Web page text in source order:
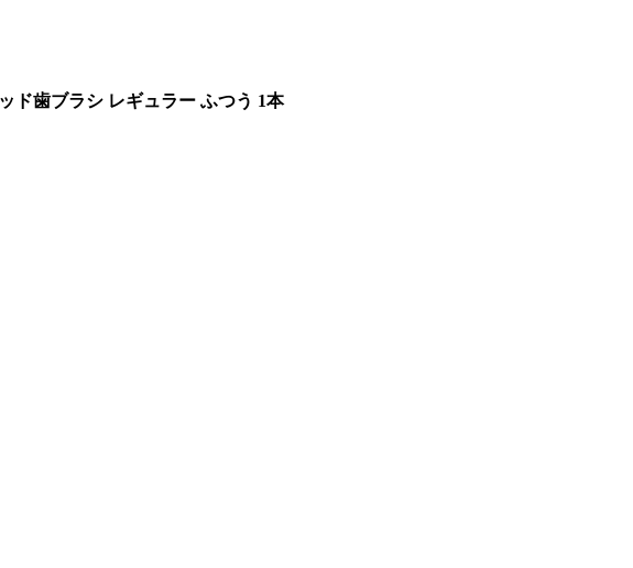
ド歯ブラシ レギュラー ふつう 1本